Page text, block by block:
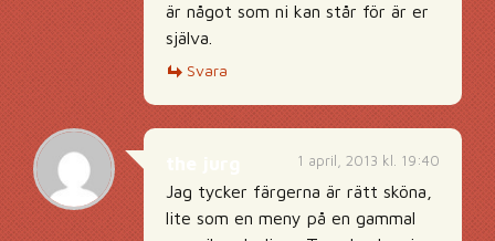
är något som ni kan står för är er
själva.
Svara
1 april, 2013 kl. 19:40
Jag tycker färgerna är rätt sköna,
lite som en meny på en gammal